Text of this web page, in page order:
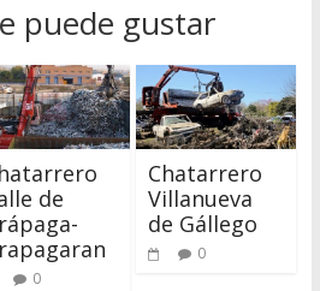
puede gustar
de
0
Chatarrero
Villanueva
de Gállego
0